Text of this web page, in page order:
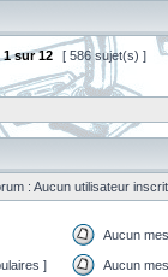
1sur12 [ 586 sujet(s) ]
: Aucun utilisateur
Aucun
] Aucun